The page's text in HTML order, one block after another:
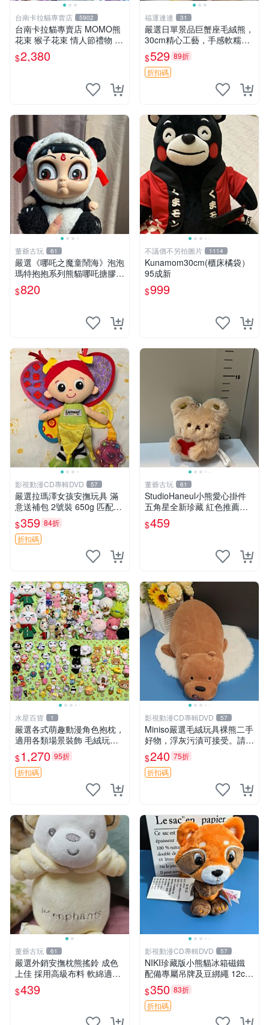
台南卡拉貓專賣店 5902
台南卡拉貓專賣店 MOMO熊
花束 猴子花束 情人節禮物 二
選一 可繡字 可今天寄明天到
$2,380
福運連連 31
嚴選日單景品巨蟹座毛絨熊，
30cm精心工藝，手感軟糯推
薦收藏送人 巨蟹座 毛絨玩具
精緻做工
$529 89折
折扣碼
董爺古玩 61
嚴選《哪吒之魔童鬧海》泡泡
瑪特抱抱系列熊貓哪吒搪膠臉
毛絨， STATE：如圖顯示 哪
吒 毛絨公仔 泡泡瑪特
$820
不議價不另拍圖片 1114
Kunamom30cm(櫃床橘袋）
95成新
$999
影視動漫CD專輯DVD 57
嚴選拉瑪澤女孩安撫玩具 滿
意送補包 2號裝 650g 匹配嬰
幼童舒壓好伴侶 女孩專用 安
心選擇 安撫玩偶 衝包 玩具
$359 84折
折扣碼
董爺古玩 61
StudioHaneul小熊愛心掛件
五角星全新珍藏 紅色推薦收
藏 玩具掛飾 掛件 新品
$459
水星百貨 1
嚴選各式萌趣動漫角色抱枕，
適用各類場景裝飾 毛絨玩
具、卡通抱枕、趣味玩偶
$1,270 95折
折扣碼
影視動漫CD專輯DVD 57
Miniso嚴選毛絨玩具裸熊二手
好物，浮灰污漬可接受。請詳
閱照片再下單，售出不退不
換。全新品相收藏推薦。 裸
熊 毛絨玩具 收藏
$240 75折
折扣碼
董爺古玩 61
嚴選外銷安撫枕熊搖鈴 成色
上佳 採用高級布料 軟綿適合
收藏 安心選購 安撫枕 熊玩具
搖鈴
$439
影視動漫CD專輯DVD 57
NIKI珍藏版小熊貓冰箱磁鐵
配備專屬吊牌及豆綁繩 12cm
廢品嚴選 好評推薦 小熊貓冰
箱貼 磁鐵掛件 冰箱飾品
$350 83折
折扣碼